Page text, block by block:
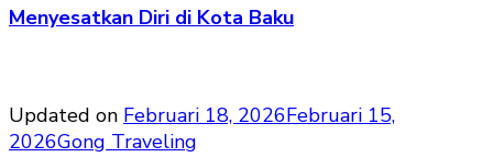
Menyesatkan Diri di Kota Baku
Updated on Februari 18, 2026Februari 15,
2026Gong Traveling